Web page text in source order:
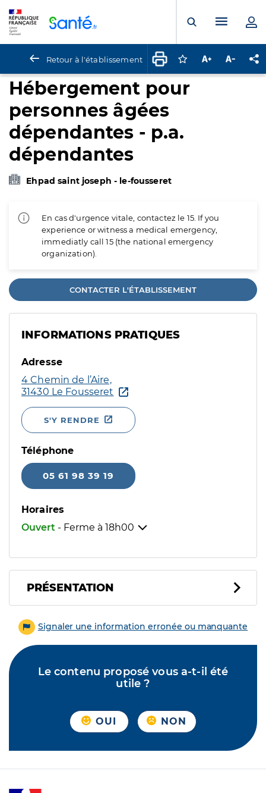
Ouvrir laMenu
Retour à l'établissement Connectez-vous
Augmenter la
Hébergement pour
personnes âgées
dépendantes - p.a.
dépendantes
Ehpad saint joseph - le-fousseret
En cas d'urgence vitale, contactez le 15. If you
experience or witness a medical emergency,
immediatly call 15 (the national emergency
organization).
CONTACTER L'ÉTABLISSEMENT
INFORMATIONS PRATIQUES
Adresse
4 Chemin de l’Aire,
31430 Le Fousseret
S'Y RENDRE
Téléphone
05 61 98 39 19
Horaires
Ouvert - Ferme à 18h00
PRÉSENTATION
Signaler une information erronée ou manquante
Le contenu proposé vous a-t-il été
utile ?
OUI NON